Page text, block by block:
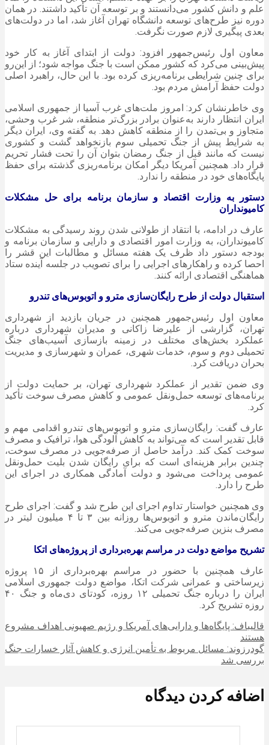
علم و دانش کشور می‌دانستند و بر توسعه آن تأکید داشتند. در همان
دوره نیز طرح‌های توسعه دانشگاه تهران آغاز شد، اما در دولت‌های
بعدی پیگیری لازم صورت نگرفت.
معاون اول رئیس‌جمهور افزود: دولت از ابتدای آغاز به کار خود
پیش‌بینی می‌کرد که کشور ممکن است با جنگ مواجه شود؛ از این‌رو
برای چنین شرایطی برنامه‌ریزی کرده بود. با این حال، راهبرد اصلی
دولت حفظ آرامش مردم بود.
وی خاطرنشان کرد: امروز ملت‌های غرب آسیا از جمهوری اسلامی
ایران انتظار دارند به‌عنوان برادر بزرگ‌تر منطقه، شر غرب وحشی،
متجاوز و بی‌تمدن را از منطقه کاهش دهد. به گفته وی، ایران دیگر
به شرایط پیش از جنگ تحمیلی سوم بازنخواهد گشت و کشوری
نیست که مانند قبل از جنگ رمضان بتوان آن را تحت فشار تحریم
قرار داد. همچنین آمریکا دیگر امکان برنامه‌ریزی گذشته برای حفظ
پایگاه‌های خود در منطقه را ندارد.
دستور به وزارت اقتصاد و سازمان برنامه برای حل مشکلات
کامیونداران
عارف در ادامه، با انتقاد از طولانی شدن روند رسیدگی به مشکلات
کامیونداران، به وزارت امور اقتصادی و دارایی و سازمان برنامه و
بودجه دستور داد ظرف یک هفته مسائل و مطالبات این قشر را
احصا کرده و راهکارهای اجرایی را برای تصویب در جلسه آینده ستاد
هماهنگی اقتصادی ارائه کنند.
استقبال دولت از طرح رایگان‌سازی مترو و اتوبوس‌های تندرو
معاون اول رئیس‌جمهور همچنین در جریان بازدید از شهرداری
تهران، گزارشی از علیرضا زاکانی و مدیران شهرداری درباره
عملکرد بخش‌های مختلف در زمینه بازسازی آسیب‌های جنگ
تحمیلی دوم و سوم، خدمات شهری، عمران و شهرسازی و مدیریت
بحران دریافت کرد.
وی ضمن تقدیر از عملکرد شهرداری تهران، بر حمایت دولت از
برنامه‌های توسعه حمل‌ونقل عمومی و کاهش مصرف سوخت تأکید
کرد.
عارف گفت: رایگان‌سازی مترو و اتوبوس‌های تندرو اقدامی مهم و
قابل تقدیر است که می‌تواند به کاهش آلودگی هوا، ترافیک و مصرف
سوخت کمک کند. درآمد حاصل از صرفه‌جویی در مصرف سوخت،
چندین برابر هزینه‌ای است که برای رایگان شدن بلیت حمل‌ونقل
عمومی پرداخت می‌شود و دولت آمادگی همکاری در اجرای این
طرح را دارد.
وی همچنین خواستار تداوم اجرای این طرح شد و گفت: اجرای طرح
رایگان‌ماندن مترو و اتوبوس‌ها روزانه بین ۳ تا ۴ میلیون لیتر در
مصرف بنزین صرفه‌جویی می‌کند.
تشریح مواضع دولت در مراسم بهره‌برداری از پروژه‌های اتکا
عارف همچنین با حضور در مراسم بهره‌برداری از ۱۵ پروژه
زیرساختی و عمرانی شرکت اتکا، مواضع دولت جمهوری اسلامی
ایران را درباره جنگ تحمیلی ۱۲ روزه، کودتای دی‌ماه و جنگ ۴۰
روزه تشریح کرد.
قالیباف: پایگاه‌ها و دارایی‌های آمریکا و رژیم صهیونی اهداف مشروع
هستند
گودرزوند: مسائل مربوط به تأمین انرژی و کاهش آثار خسارات جنگ
بررسی شد
اضافه کردن دیدگاه